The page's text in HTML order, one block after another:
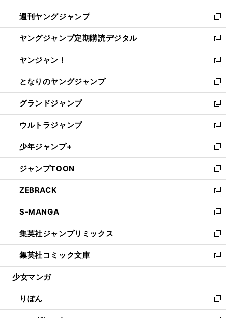
開
く
ウ
で
開
く
ン
ド
ウ
で
開
く
ウ
ィ
ン
ド
ウ
で
開
く
週刊ヤングジャンプ
新
し
い
ウ
ィ
ン
ド
ウ
で
開
く
ヤングジャンプ定期購読デジタル
新
し
い
ウ
ィ
ン
ド
ウ
で
開
く
ヤンジャン！
新
し
い
ウ
ィ
ン
ド
ウ
で
開
く
となりのヤングジャンプ
新
し
い
ウ
ィ
ン
ド
ウ
で
開
く
グランドジャンプ
新
し
い
ウ
ィ
ン
ド
ウ
で
開
く
ウルトラジャンプ
新
し
い
ウ
ィ
ン
ド
ウ
で
開
く
少年ジャンプ+
新
し
い
ウ
ィ
ン
ド
ウ
で
開
く
ジャンプTOON
新
し
い
ウ
ィ
ン
ド
ウ
で
開
ZEBRACK
新
し
い
ウ
ィ
ン
ド
ウ
開
く
S-MANGA
新
し
い
ウ
ィ
ン
ウ
で
開
集英社ジャンプリミックス
新
し
い
ウ
ン
ド
ウ
集英社コミック文庫
新
し
ウ
ィ
ン
少女マンガ
りぼん
新
し